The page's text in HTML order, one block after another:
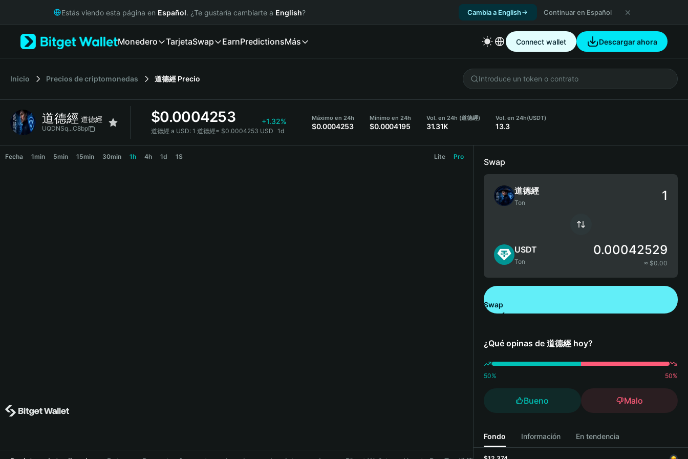
Русский
Italiano
简体中文
繁體中文
Bahasa Indonesia
Estás viendo esta página en Español. ¿Te gustaría cambiarte a English? Cambia a English Continuar en Español
Monedero TarjetaSwap EarnPredictionsMás Connect wallet Descargar ahora
Inicio Precios de criptomonedas 道德經 Precio
道德經 道德經
UQDNSq...C8bp
$0.0004253 +1.32%
道德經 a USD: 1 道德經= $0.0004253 USD 1d
Máximo en 24h
$0.0004253
Mínimo en 24h
$0.0004195
Vol. en 24h (道德經)
31.31K
Vol. en 24h(USDT)
13.3
Fecha 1min 5min 15min 30min 1h 4h 1d 1S Lite Pro
Swap
道德經
Ton
USDT
Ton
0.00042529
≈ $0.00
Swap
¿Qué opinas de 道德經 hoy?
50% 50%
Bueno Malo
Fondo Información En tendencia